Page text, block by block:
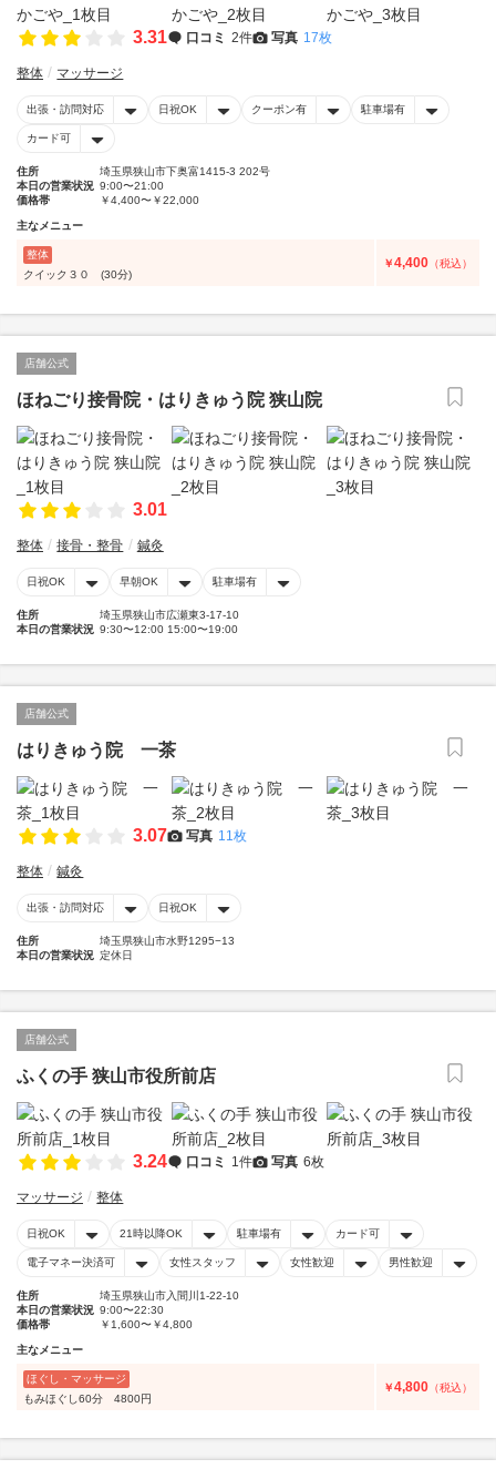
3.31 口コミ 2件 写真 17枚
整体 マッサージ
出張・訪問対応 日祝OK クーポン有 駐車場有
カード可
住所
埼玉県狭山市下奥富1415-3 202号
本日の営業状況 9:00〜21:00
価格帯
￥4,400〜￥22,000
主なメニュー
整体
クイック３０ (30分)
￥4,400 （税込）
店舗公式
ほねごり接骨院・はりきゅう院 狭山院
3.01
整体 接骨・整骨 鍼灸
日祝OK 早朝OK 駐車場有
住所
埼玉県狭山市広瀬東3-17-10
本日の営業状況 9:30〜12:00 15:00〜19:00
店舗公式
はりきゅう院 一茶
3.07 写真 11枚
整体 鍼灸
出張・訪問対応 日祝OK
住所
埼玉県狭山市水野1295−13
本日の営業状況 定休日
店舗公式
ふくの手 狭山市役所前店
3.24 口コミ 1件 写真 6枚
マッサージ 整体
日祝OK 21時以降OK 駐車場有 カード可
電子マネー決済可 女性スタッフ 女性歓迎 男性歓迎
住所
埼玉県狭山市入間川1-22-10
本日の営業状況 9:00〜22:30
価格帯
￥1,600〜￥4,800
主なメニュー
ほぐし・マッサージ
もみほぐし60分 4800円
￥4,800 （税込）